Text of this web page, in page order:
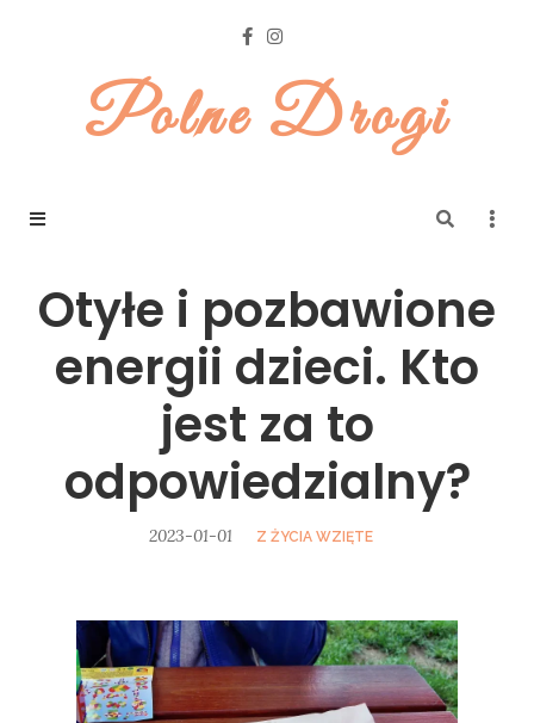
Polne Drogi
Otyłe i pozbawione
energii dzieci. Kto
jest za to
odpowiedzialny?
2023-01-01 Z ŻYCIA WZIĘTE